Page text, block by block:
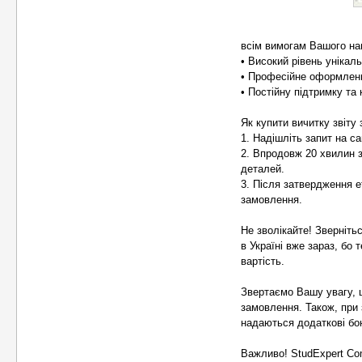
всім вимогам Вашого
• Високий рівень
• Професійне
• Постійну підтримку
Як купити вичитку звіту
1. Надішліть запит на
2. Впродовж 20 хвилин
деталей.
3. Після затвердження
замовлення.
Не зволікайте!
в Україні вже зараз, бо
вартість.
Звертаємо Вашу увагу,
замовлення. Також, при
надаються додаткові
Важливо! StudExpert